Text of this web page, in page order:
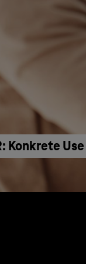
Konkrete